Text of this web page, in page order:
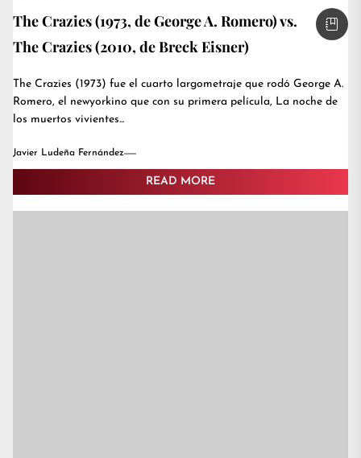
The Crazies (1973, de George A. Romero) vs.
The Crazies (2010, de Breck Eisner)
The Crazies (1973) fue el cuarto largometraje que rodó George A.
Romero, el newyorkino que con su primera película, La noche de
los muertos vivientes...
Javier Ludeña Fernández
READ MORE